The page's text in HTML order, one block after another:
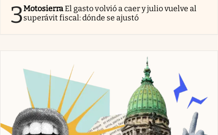
3MotosierraEl gasto volvió a caer y julio vuelve al
superávit fiscal: dónde se ajustó